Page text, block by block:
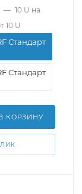
— 10 U на
10 U
Стандарт
Стандарт
КОРЗИНУ